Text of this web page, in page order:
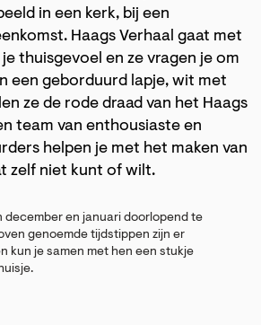
in een kerk, bij een
Haags Verhaal gaat met
thuisgevoel en ze vragen je om
een geborduurd lapje, wit met
ze de rode draad van het Haags
team van enthousiaste en
helpen je met het maken van
zelf niet kunt of wilt.
december en januari doorlopend te
genoemde tijdstippen zijn er
kun je samen met hen een stukje